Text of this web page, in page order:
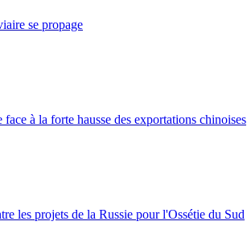
se propage
à la forte hausse des exportations chinoises
les projets de la Russie pour l'Ossétie du Sud